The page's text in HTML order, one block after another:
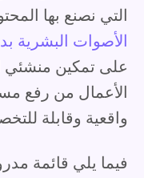
التي نصنع بها
الأصوات البشرية
على تمكين منشئي
الأعمال من رفع
واقعية وقابلة
فيما يلي قائمة